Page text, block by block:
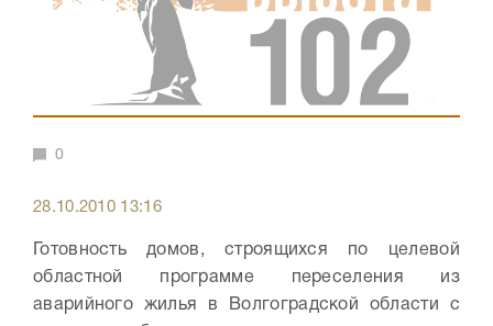
0
28.10.2010 13:16
Готовность домов, строящихся по целевой
областной программе переселения из
аварийного жилья в Волгоградской области с